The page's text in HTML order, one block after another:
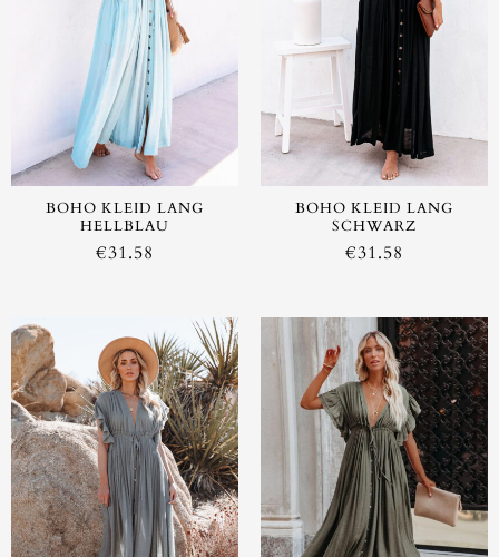
BOHO KLEID LANG
HELLBLAU
€31.58
BOHO KLEID LANG
SCHWARZ
€31.58